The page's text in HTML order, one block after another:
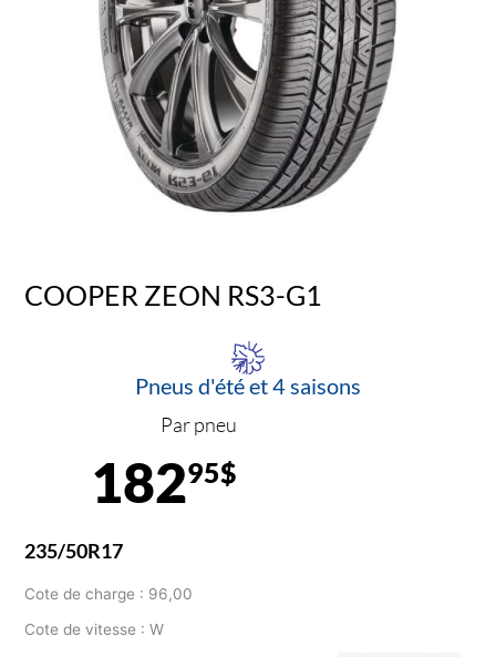
COOPER ZEON RS3-G1
Pneus d'été et 4 saisons
Par pneu
18295$
235/50R17
Cote de charge : 96,00
Cote de vitesse : W